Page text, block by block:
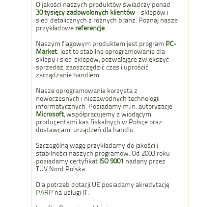
O jakości naszych produktów świadczy ponad
30 tysięcy zadowolonych klientów - sklepów i
sieci detalicznych z różnych branż. Poznaj nasze
przykładowe referencje
Naszym flagowym produktem jest program PC-
Market . Jest to stabilne oprogramowanie dla
sklepu i sieci sklepów, pozwalające zwiększyć
sprzedaż, zaoszczędzić czas i uprościć
zarządzanie handlem.
Nasze oprogramowanie korzysta z
nowoczesnych i niezawodnych technologii
informatycznych. Posiadamy m.in. autoryzacje
Microsoft , współpracujemy z wiodącymi
producentami kas fiskalnych w Polsce oraz
dostawcami urządzeń dla handlu.
Szczególną wagę przykładamy do jakości i
stabilności naszych programów. Od 2003 roku
posiadamy certyfikat ISO 9001 nadany przez
TÜV Nord Polska.
Dla potrzeb dotacji UE posiadamy akredytację
PARP na usługi IT.